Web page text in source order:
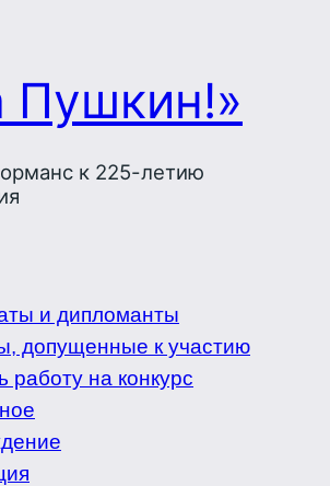
Пушкин!»
к 225-летию
и дипломанты
допущенные к участию
работу на конкурс